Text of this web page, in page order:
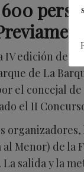
IV edición de
de La
el concejal
el II
Menor) de la
salida y la